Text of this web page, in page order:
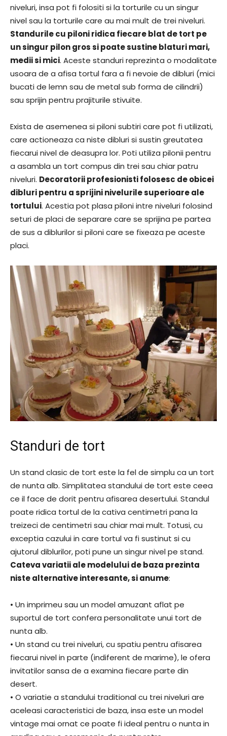
niveluri, insa pot fi folositi si la torturile cu un singur
nivel sau la torturile care au mai mult de trei niveluri.
Standurile cu piloni ridica fiecare blat de tort pe
un singur pilon gros si poate sustine blaturi mari,
medii si mici. Aceste standuri reprezinta o modalitate
usoara de a afisa tortul fara a fi nevoie de dibluri (mici
bucati de lemn sau de metal sub forma de cilindrii)
sau sprijin pentru prajiturile stivuite.
Exista de asemenea si piloni subtiri care pot fi utilizati,
care actioneaza ca niste dibluri si sustin greutatea
fiecarui nivel de deasupra lor. Poti utiliza pilonii pentru
a asambla un tort compus din trei sau chiar patru
niveluri. Decoratorii profesionisti folosesc de obicei
dibluri pentru a sprijini nivelurile superioare ale
tortului. Acestia pot plasa piloni intre niveluri folosind
seturi de placi de separare care se sprijina pe partea
de sus a diblurilor si piloni care se fixeaza pe aceste
placi.
Standuri de tort
Un stand clasic de tort este la fel de simplu ca un tort
de nunta alb. Simplitatea standului de tort este ceea
ce il face de dorit pentru afisarea desertului. Standul
poate ridica tortul de la cativa centimetri pana la
treizeci de centimetri sau chiar mai mult. Totusi, cu
exceptia cazului in care tortul va fi sustinut si cu
ajutorul diblurilor, poti pune un singur nivel pe stand.
Cateva variatii ale modelului de baza prezinta
niste alternative interesante, si anume:
• Un imprimeu sau un model amuzant aflat pe
suportul de tort confera personalitate unui tort de
nunta alb.
• Un stand cu trei niveluri, cu spatiu pentru afisarea
fiecarui nivel in parte (indiferent de marime), le ofera
invitatilor sansa de a examina fiecare parte din
desert.
• O variatie a standului traditional cu trei niveluri are
aceleasi caracteristici de baza, insa este un model
vintage mai ornat ce poate fi ideal pentru o nunta in